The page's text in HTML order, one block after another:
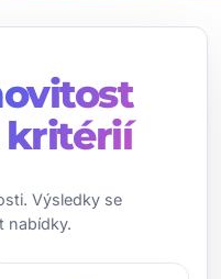
kritérií
Výsledky se
nabídky.